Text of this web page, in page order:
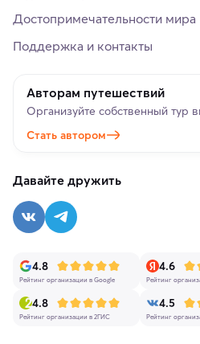
Достопримечательности мира
Поддержка и контакты
Авторам путешествий
Организуйте собственный тур
Стать автором
Давайте дружить
4.8
Рейтинг организации в Google
4.6
Рейтинг
4.8
Рейтинг организации в 2ГИС
4.5
Рейтинг